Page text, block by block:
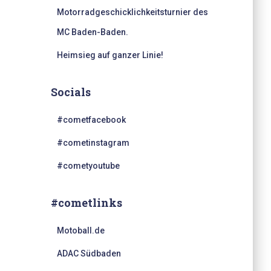
Motorradgeschicklichkeitsturnier des
MC Baden-Baden.
Heimsieg auf ganzer Linie!
Socials
#cometfacebook
#cometinstagram
#cometyoutube
#cometlinks
Motoball.de
ADAC Südbaden